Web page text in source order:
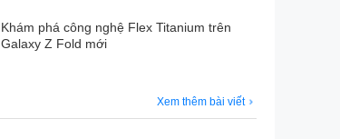
Khám phá công nghệ Flex Titanium trên
Galaxy Z Fold mới
Xem thêm bài viết